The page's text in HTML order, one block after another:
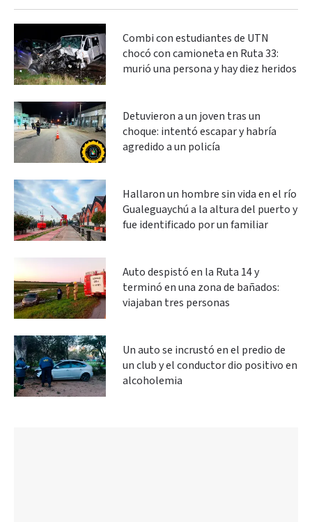
Combi con estudiantes de UTN
chocó con camioneta en Ruta 33:
murió una persona y hay diez heridos
Detuvieron a un joven tras un
choque: intentó escapar y habría
agredido a un policía
Hallaron un hombre sin vida en el río
Gualeguaychú a la altura del puerto y
fue identificado por un familiar
Auto despistó en la Ruta 14 y
terminó en una zona de bañados:
viajaban tres personas
Un auto se incrustó en el predio de
un club y el conductor dio positivo en
alcoholemia